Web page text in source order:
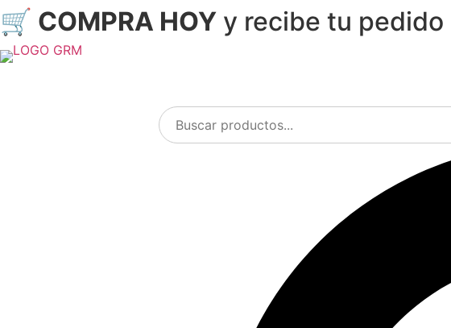
Ir
al
contenido
🛒 COMPRA HOY y recibe tu pedido